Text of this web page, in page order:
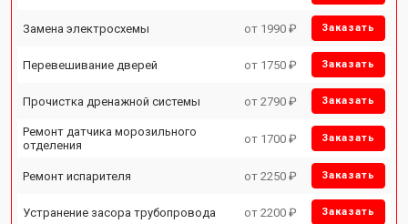
Замена электросхемы от 1990 ₽ Заказать
Перевешивание дверей от 1750 ₽ Заказать
Прочистка дренажной системы от 2790 ₽ Заказать
Ремонт датчика морозильного
отделения
от 1700 ₽ Заказать
Ремонт испарителя от 2250 ₽ Заказать
Устранение засора трубопровода от 2200 ₽ Заказать